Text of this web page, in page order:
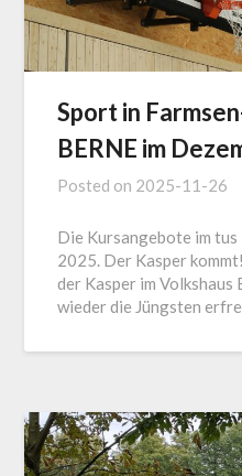
Sport in
BERNE im
Posted on 2025-11-26
Die Kursangebote im tus
2025. Der Kasper
der Kasper im Volkshaus
wieder die Jüngsten